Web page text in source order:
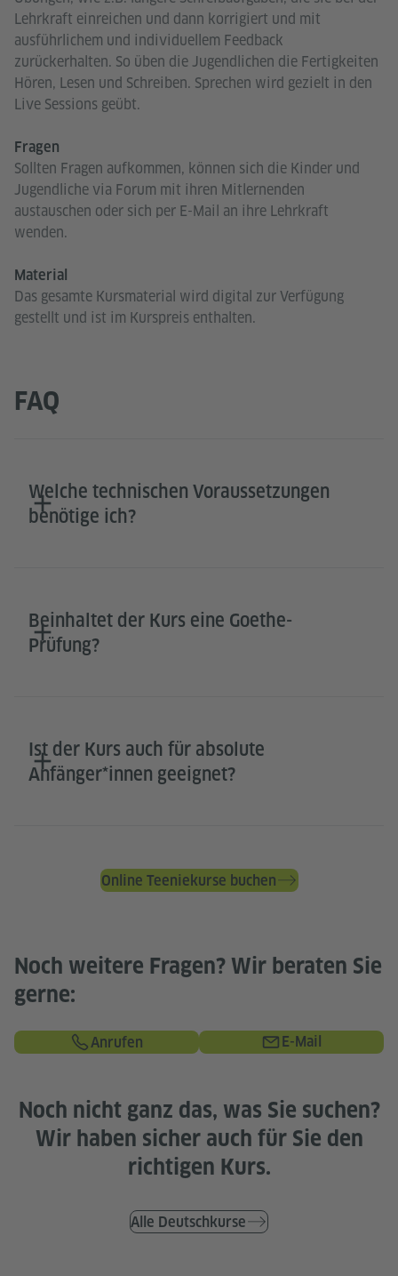
Lehrkraft einreichen und dann korrigiert und mit
ausführlichem und individuellem Feedback
zurückerhalten. So üben die Jugendlichen die Fertigkeiten
Hören, Lesen und Schreiben. Sprechen wird gezielt in den
Live Sessions geübt.
Fragen
Sollten Fragen aufkommen, können sich die Kinder und
Jugendliche via Forum mit ihren Mitlernenden
austauschen oder sich per E-Mail an ihre Lehrkraft
wenden.
Material
Das gesamte Kursmaterial wird digital zur Verfügung
gestellt und ist im Kurspreis enthalten.
FAQ
Welche technischen Voraussetzungen
benötige ich?
Beinhaltet der Kurs eine Goethe-
Prüfung?
Ist der Kurs auch für absolute
Anfänger*innen geeignet?
Online Teeniekurse buchen
Noch weitere Fragen? Wir beraten Sie
gerne:
Anrufen E-Mail
Noch nicht ganz das, was Sie suchen?
Wir haben sicher auch für Sie den
richtigen Kurs.
Alle Deutschkurse